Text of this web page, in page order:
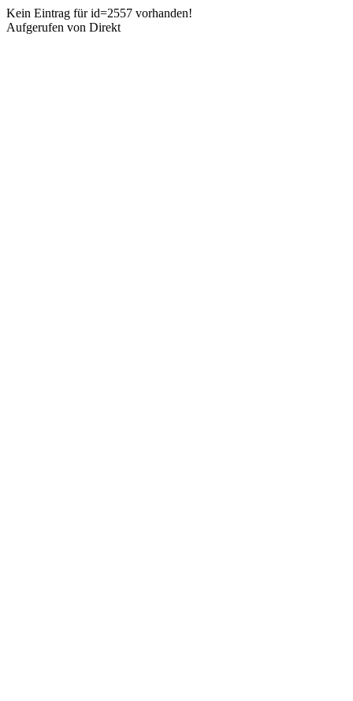
Kein Eintrag für id=2557 vorhanden!
Aufgerufen von Direkt